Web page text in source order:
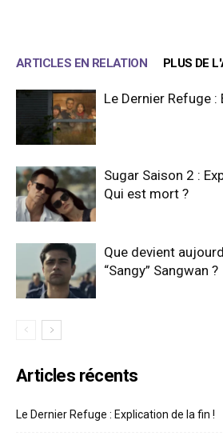
ARTICLES EN RELATION PLUS DE
Le Dernier Refuge
Sugar Saison 2 :
Qui est mort ?
Que devient
“Sangy” Sangwan ?
Articles récents
Le Dernier Refuge : Explication de la fin !